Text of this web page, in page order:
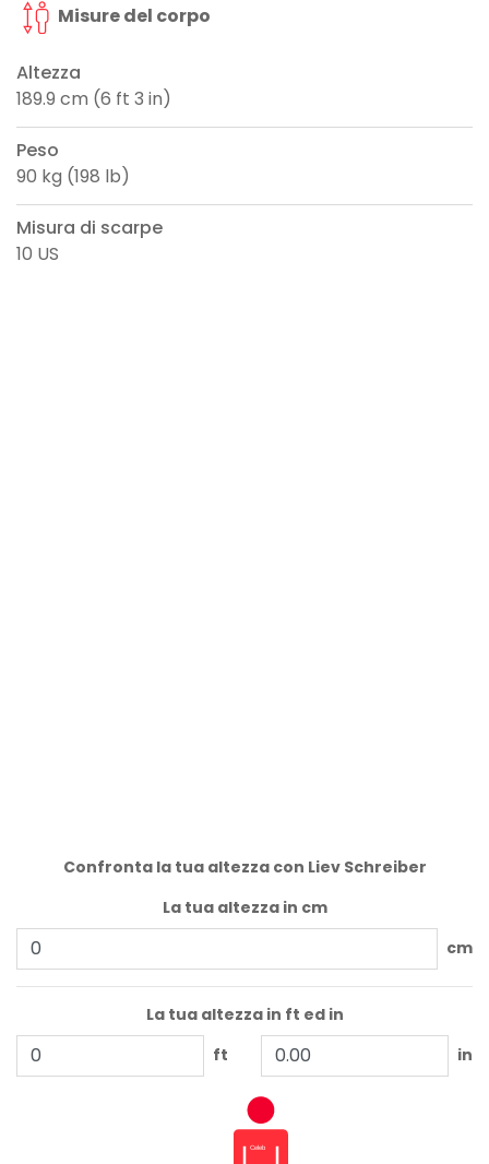
Misure del corpo
Altezza
189.9 cm (6 ft 3 in)
Peso
90 kg (198 lb)
Misura di scarpe
10 US
Confronta la tua altezza con Liev Schreiber
La tua altezza in cm
cm
La tua altezza in ft ed in
ft
in